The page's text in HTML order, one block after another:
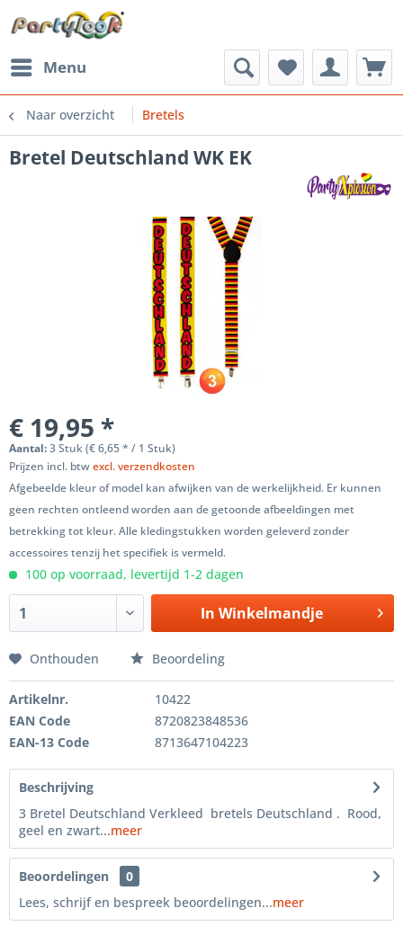
Menu
Naar overzicht Bretels
Bretel Deutschland WK EK
€ 19,95 *
Aantal:3 Stuk (€ 6,65 * / 1 Stuk)
Prijzen incl. btwexcl. verzendkosten
Afgebeelde kleur of model kan afwijken van de werkelijkheid. Er kunnen
geen rechten ontleend worden aan de getoonde afbeeldingen met
betrekking tot kleur. Alle kledingstukken worden geleverd zonder
accessoires tenzij het specifiek is vermeld.
100 op voorraad, levertijd 1-2 dagen
In Winkelmandje
Onthouden Beoordeling
Artikelnr.
10422
EAN Code
8720823848536
EAN-13 Code
8713647104223
Beschrijving
3 Bretel Deutschland Verkleed bretels Deutschland . Rood,
geel en zwart...meer
Beoordelingen
0
Lees, schrijf en bespreek beoordelingen...meer